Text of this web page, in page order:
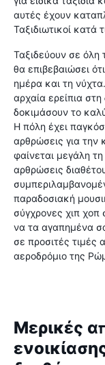
αυτές έχουν
Ταξιδιωτικοί κατά
Ταξιδεύουν σε όλη
θα επιβεβαιώσει
ημέρα και τη
αρχαία ερείπια
δοκιμάσουν το
Η πόλη έχει
αρθρώσεις για την
φαίνεται μεγάλη
αρθρώσεις
παραδοσιακή
σύγχρονες χιπ χοπ
να τα αγαπημένα
σε προσιτές τιμές
αεροδρόμιο της
Μερικές